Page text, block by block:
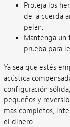
Proteja los
de la cuerda
pelen.
Mantenga un
prueba para
Ya sea que estés
acústica
configuración
pequeños y
más completos,
el dinero.